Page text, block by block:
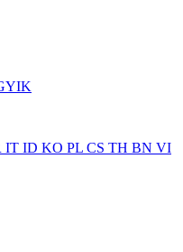
IT ID KO PL CS TH BN VI